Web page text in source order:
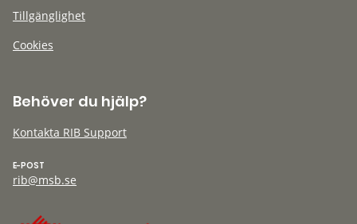
Tillgänglighet
Cookies
Behöver du hjälp?
Kontakta RIB Support
E-POST
rib@msb.se